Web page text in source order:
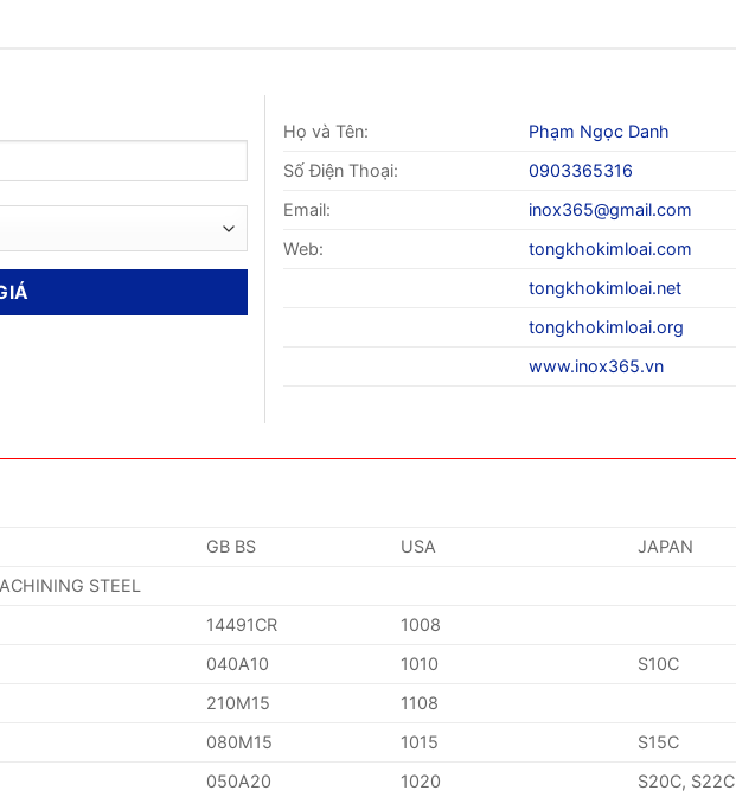
Họ và Tên:
Phạm Ngọc Danh
Số Điện Thoại:
0903365316
Email:
inox365@gmail.com
Web:
tongkhokimloai.com
tongkhokimloai.net
tongkhokimloai.org
www.inox365.vn
GB BS USA
JAPAN
STEEL
14491CR
1008
040A10 1010
S10C
210M15
1108
080M15 1015
S15C
050A20 1020
S20C, S22C